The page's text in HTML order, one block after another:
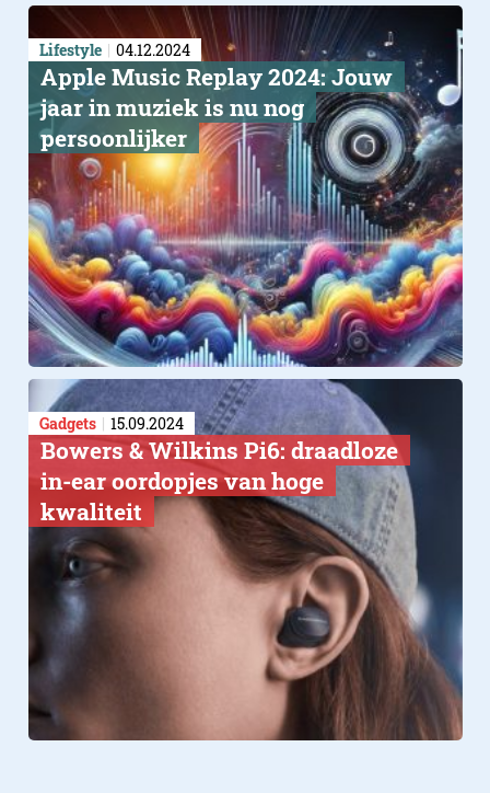
Lifestyle 04.12.2024
Apple Music Replay 2024: Jouw
jaar in muziek is nu nog
persoonlijker
Gadgets 15.09.2024
Bowers & Wilkins Pi6: draadloze
in-ear oordopjes van hoge
kwaliteit